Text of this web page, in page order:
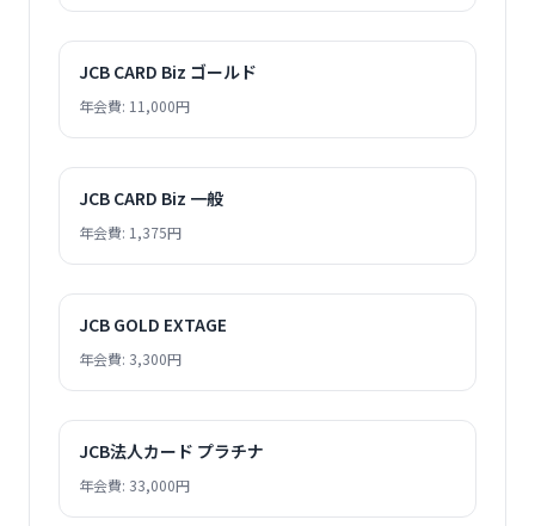
JCB CARD Biz ゴールド
年会費: 11,000円
JCB CARD Biz 一般
年会費: 1,375円
JCB GOLD EXTAGE
年会費: 3,300円
JCB法人カード プラチナ
年会費: 33,000円